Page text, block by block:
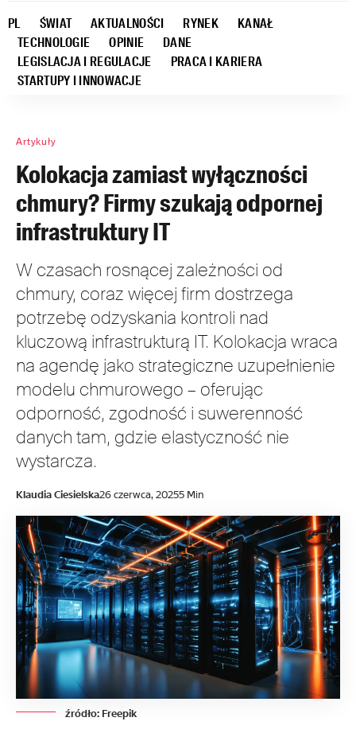
PL ŚWIAT AKTUALNOŚCI RYNEK
KANAŁ
TECHNOLOGIE
OPINIE
DANE
LEGISLACJA I REGULACJE
PRACA I KARIERA
STARTUPY I INNOWACJE
Artykuły
Kolokacja zamiast wyłączności
chmury? Firmy szukają odpornej
infrastruktury IT
W czasach rosnącej zależności od
chmury, coraz więcej firm dostrzega
potrzebę odzyskania kontroli nad
kluczową infrastrukturą IT. Kolokacja wraca
na agendę jako strategiczne uzupełnienie
modelu chmurowego – oferując
odporność, zgodność i suwerenność
danych tam, gdzie elastyczność nie
wystarcza.
Klaudia Ciesielska26 czerwca, 20255 Min
źródło: Freepik